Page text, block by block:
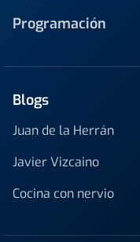
Programación
Blogs
Juan de la Herrán
Javier Vizcaino
Cocina con nervio